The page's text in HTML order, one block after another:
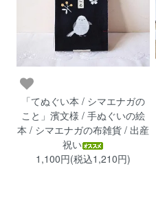
「てぬぐい本 / シマエナガの
こと」濱文様 / 手ぬぐいの絵
本 / シマエナガの布雑貨 / 出産
祝い
1,100円(税込1,210円)